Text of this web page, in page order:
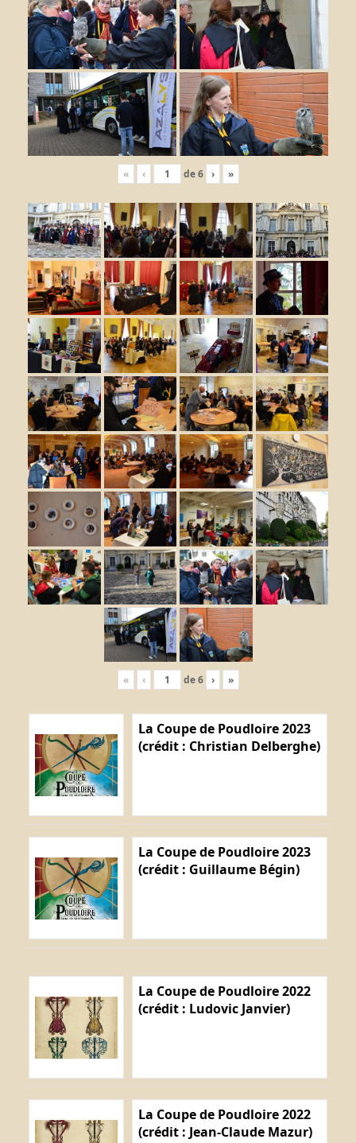
« ‹ de6 › »
« ‹ de6 › »
La Coupe de Poudloire 2023
(crédit : Christian Delberghe)
La Coupe de Poudloire 2023
(crédit : Guillaume Bégin)
La Coupe de Poudloire 2022
(crédit : Ludovic Janvier)
La Coupe de Poudloire 2022
(crédit : Jean-Claude Mazur)